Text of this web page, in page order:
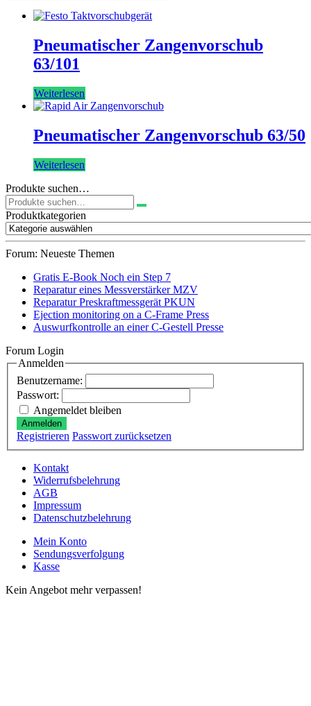
Pneumatischer Zangenvorschub
63/101
Weiterlesen
Pneumatischer Zangenvorschub 63/50
Weiterlesen
Produkte suchen…
Suchen
nach:
Produktkategorien
Forum: Neueste Themen
Gratis E-Book Noch ein Step 7
Reparatur eines Messverstärker MZV
Reparatur Preskraftmessgerät PKUN
Ejection monitoring on a C-Frame Press
Auswurfkontrolle an einer C-Gestell Presse
Forum Login
Anmelden
Benutzername:
Passwort:
Angemeldet bleiben
Anmelden
Registrieren Passwort zurücksetzen
Kontakt
Widerrufsbelehrung
AGB
Impressum
Datenschutzbelehrung
Mein Konto
Sendungsverfolgung
Kasse
Kein Angebot mehr verpassen!